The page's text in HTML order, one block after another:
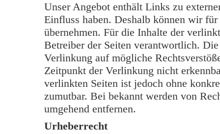
Unser Angebot enthält Links zu
Einfluss haben. Deshalb können wir
übernehmen. Für die Inhalte der
Betreiber der Seiten verantwortlich.
Verlinkung auf mögliche
Zeitpunkt der Verlinkung nicht
verlinkten Seiten ist jedoch ohne
zumutbar. Bei bekannt werden von
umgehend entfernen.
Urheberrecht